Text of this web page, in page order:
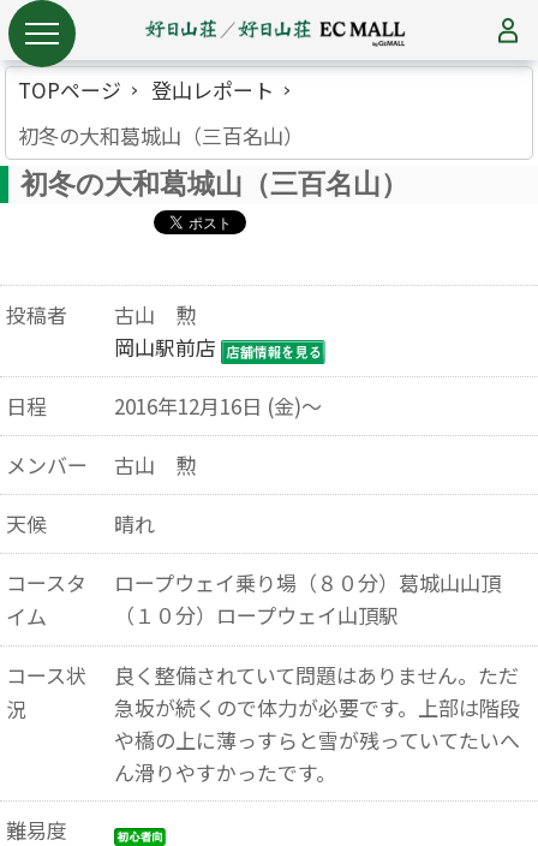
TOPページ
登山レポート
初冬の大和葛城山（三百名山）
初冬の大和葛城山（三百名山）
投稿者
古山 勲
岡山駅前店
日程
2016年12月16日 (金)～
メンバー
古山 勲
天候
晴れ
コースタ
イム
ロープウェイ乗り場（８０分）葛城山山頂
（１０分）ロープウェイ山頂駅
コース状
況
良く整備されていて問題はありません。ただ
急坂が続くので体力が必要です。上部は階段
や橋の上に薄っすらと雪が残っていてたいへ
ん滑りやすかったです。
難易度